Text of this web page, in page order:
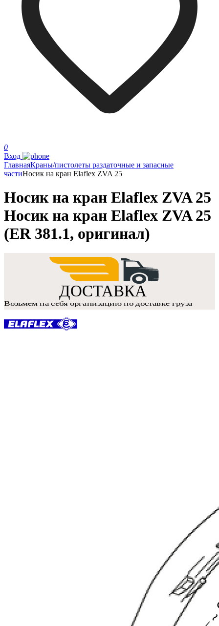
0
Вход
ГлавнаяКраны/пистолеты раздаточные и запасные
частиНосик на кран Elaflex ZVA 25
Носик на кран Elaflex ZVA 25
Носик на кран Elaflex ZVA 25
(ER 381.1, оригинал)